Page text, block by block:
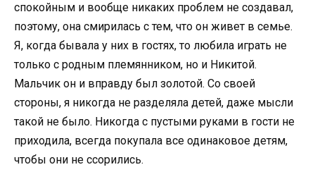
спокойным и вообще никаких проблем не создавал,
поэтому, она смирилась с тем, что он живет в семье.
Я, когда бывала у них в гостях, то любила играть не
только с родным племянником, но и Никитой.
Мальчик он и вправду был золотой. Со своей
стороны, я никогда не разделяла детей, даже мысли
такой не было. Никогда с пустыми руками в гости не
приходила, всегда покупала все одинаковое детям,
чтобы они не ссорились.